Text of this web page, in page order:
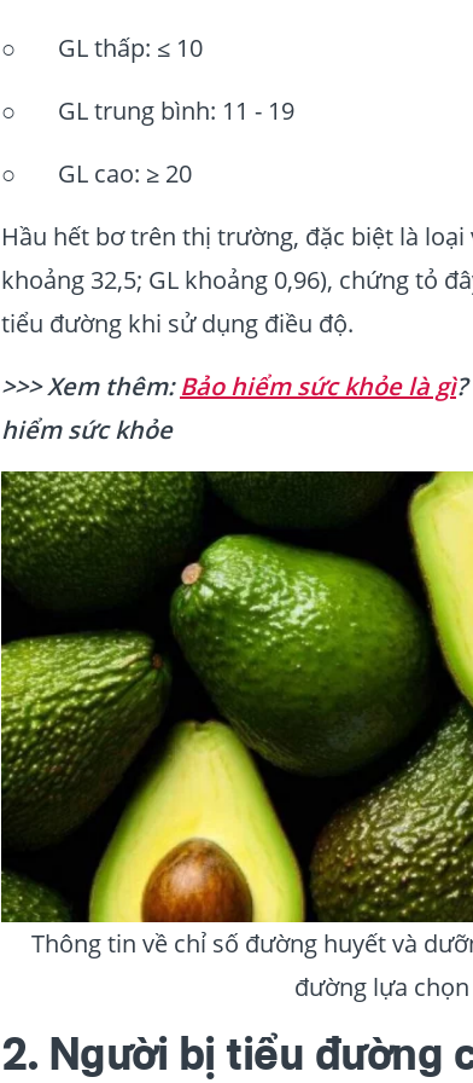
○ GL thấp: ≤ 10
○ GL trung bình: 11 - 19
○ GL cao: ≥ 20
Hầu hết bơ trên thị trường, đặc biệt là
khoảng 32,5; GL khoảng 0,96), chứng tỏ
tiểu đường khi sử dụng điều độ.
>>> Xem thêm:Bảo hiểm sức khỏe là gì
hiểm sức khỏe
Thông tin về chỉ số đường huyết và
đường lựa
2. Người bị tiểu đường